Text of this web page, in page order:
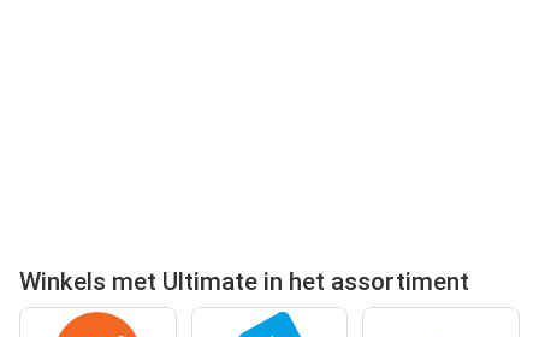
Winkels met Ultimate in het assortiment